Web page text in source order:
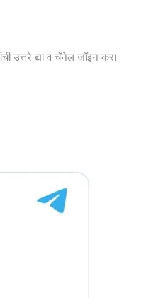
उत्तरे द्या व चॅनेल जॉइन करा